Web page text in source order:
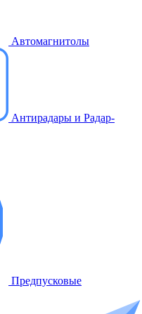
Автомагнитолы
Антирадары и Радар-
Предпусковые